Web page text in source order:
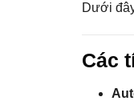
Dưới
Các